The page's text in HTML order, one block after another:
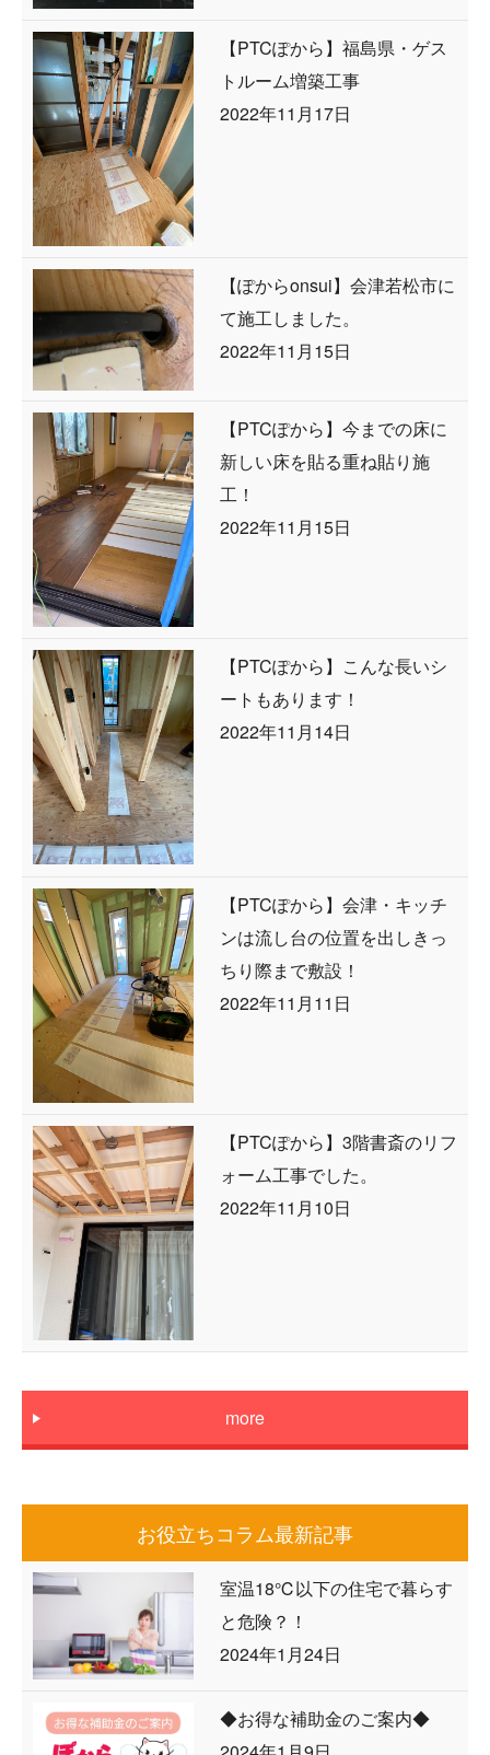
【PTCぽから】福島県・ゲス
トルーム増築工事
2022年11月17日
【ぽからonsui】会津若松市に
て施工しました。
2022年11月15日
【PTCぽから】今までの床に
新しい床を貼る重ね貼り施
工！
2022年11月15日
【PTCぽから】こんな長いシ
ートもあります！
2022年11月14日
【PTCぽから】会津・キッチ
ンは流し台の位置を出しきっ
ちり際まで敷設！
2022年11月11日
【PTCぽから】3階書斎のリフ
ォーム工事でした。
2022年11月10日
more
お役立ちコラム最新記事
室温18℃以下の住宅で暮らす
と危険？！
2024年1月24日
◆お得な補助金のご案内◆